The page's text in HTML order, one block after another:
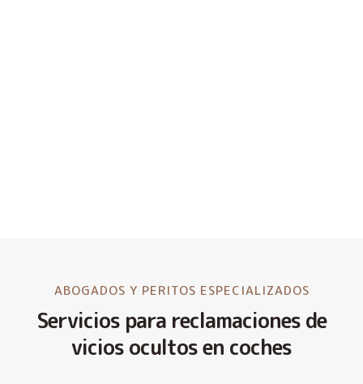
ABOGADOS Y PERITOS ESPECIALIZADOS
Servicios para reclamaciones de
vicios ocultos en coches